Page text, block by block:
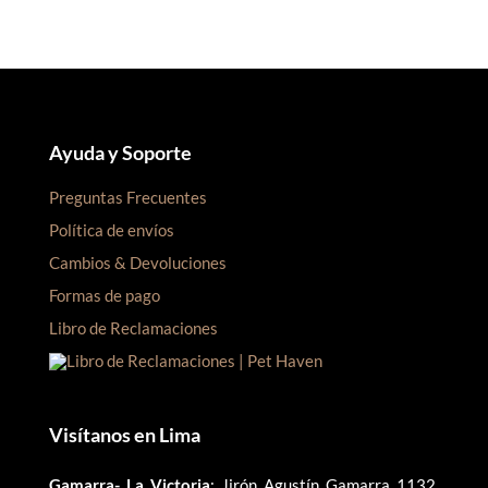
Ayuda y Soporte
Preguntas Frecuentes
Política de envíos
Cambios & Devoluciones
Formas de pago
Libro de Reclamaciones
Visítanos en Lima